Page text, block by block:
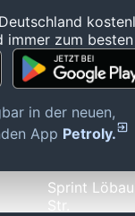
immer zum
in der neuen,
App Petroly.
Sprint
Str.